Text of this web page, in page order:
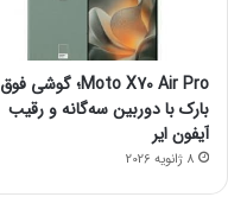
Moto X70 Air Pro؛ گوشی فوق
بارک با دوربین سه‌گانه و رقیب
آیفون ایر
8 ژانویه 2026